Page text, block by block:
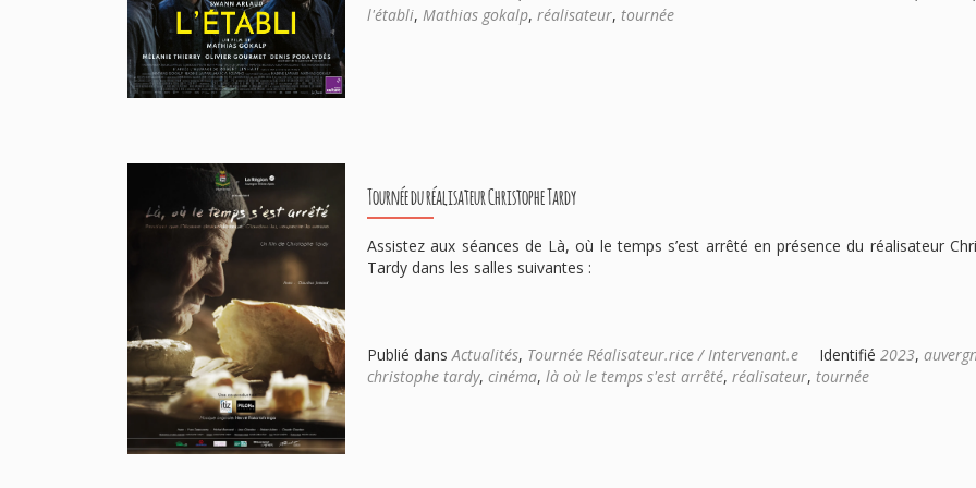
l'établi, Mathias gokalp, réalisateur, tournée
Tournée du réalisateur Christophe Tardy
Assistez aux séances de Là, où le temps s’est arrêté en présence du réalisateur
Tardy dans les salles suivantes :
Publié dansActualités, Tournée Réalisateur.rice / Intervenant.e Identifié 2023,
christophe tardy, cinéma, là où le temps s'est arrêté, réalisateur, tournée